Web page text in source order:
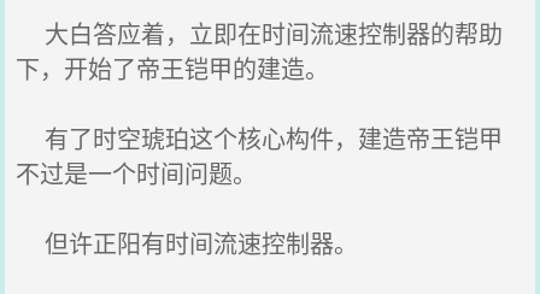
大白答应着，立即在时间流速控制器的帮助
下，开始了帝王铠甲的建造。
有了时空琥珀这个核心构件，建造帝王铠甲
不过是一个时间问题。
但许正阳有时间流速控制器。